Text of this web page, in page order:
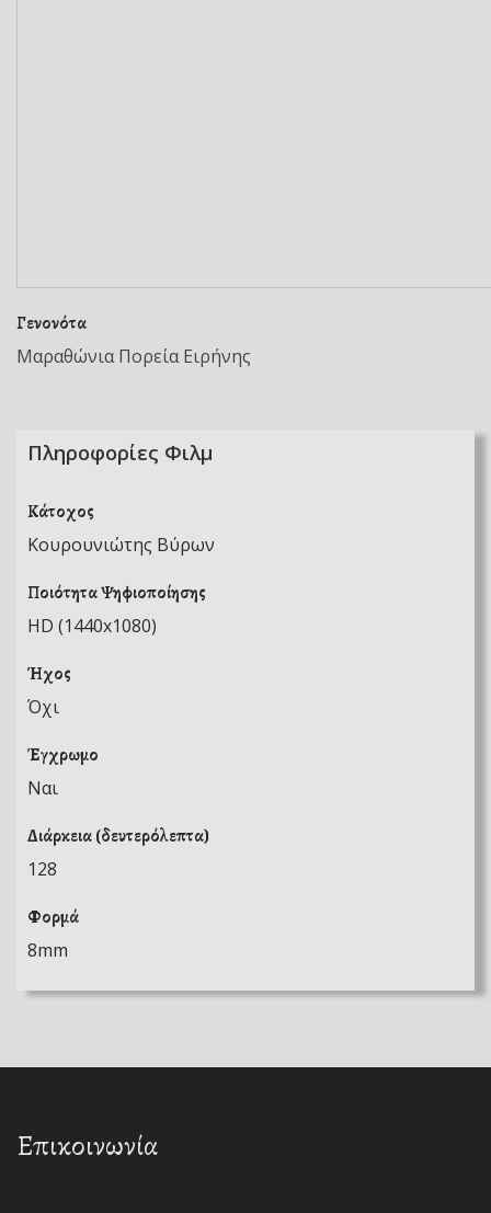
Γενονότα
Μαραθώνια Πορεία Ειρήνης
Πληροφορίες Φιλμ
Κάτοχος
Κουρουνιώτης Βύρων
Ποιότητα Ψηφιοποίησης
HD (1440x1080)
Ήχος
Όχι
Έγχρωμο
Ναι
Διάρκεια (δευτερόλεπτα)
128
Φορμά
8mm
Επικοινωνία